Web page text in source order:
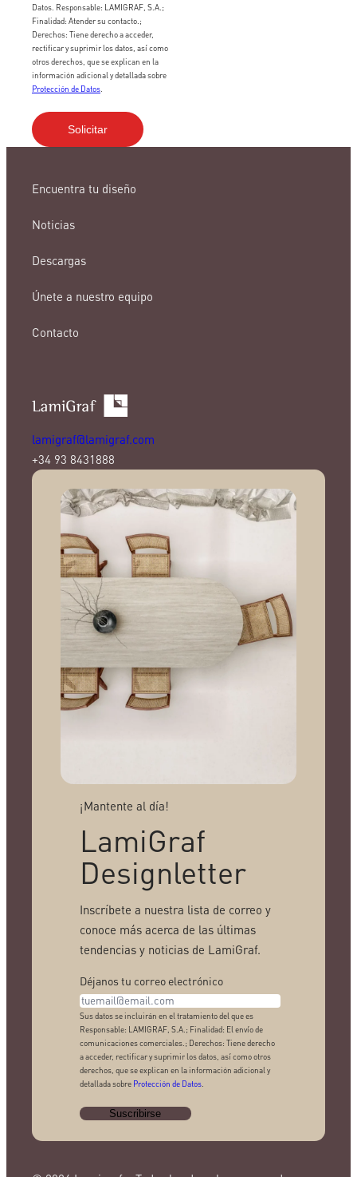
Datos. Responsable: LAMIGRAF, S.A.;
Finalidad: Atender su contacto.;
Derechos: Tiene derecho a acceder,
rectificar y suprimir los datos, así como
otros derechos, que se explican en la
información adicional y detallada sobre
Protección de Datos.
Encuentra tu diseño
Noticias
Descargas
Únete a nuestro equipo
Contacto
lamigraf@lamigraf.com
+34 93 8431888
¡Mantente al día!
LamiGraf
Designletter
Inscríbete a nuestra lista de correo y
conoce más acerca de las últimas
tendencias y noticias de LamiGraf.
Déjanos tu correo electrónico
Sus datos se incluirán en el tratamiento del que es
Responsable: LAMIGRAF, S.A.; Finalidad: El envío de
comunicaciones comerciales.; Derechos: Tiene derecho
a acceder, rectificar y suprimir los datos, así como otros
derechos, que se explican en la información adicional y
detallada sobre Protección de Datos.